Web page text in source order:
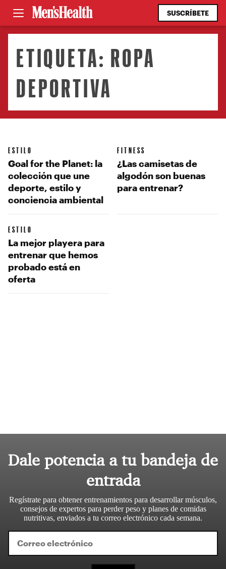
SUSCRÍBETE
ETIQUETA: ROPA
DEPORTIVA
ESTILO
Goal for the Planet: la
colección que une
deporte, estilo y
conciencia ambiental
FITNESS
¿Las camisetas de
algodón son buenas
para entrenar?
ESTILO
La mejor playera para
entrenar que hemos
probado está en
oferta
Dale potencia a tu bandeja de
entrada
Regístrate para obtener entrenamientos para desarrollar músculos,
consejos de expertos para perder peso y planes de comidas
nutritivas, enviados a tu correo electrónico cada semana.